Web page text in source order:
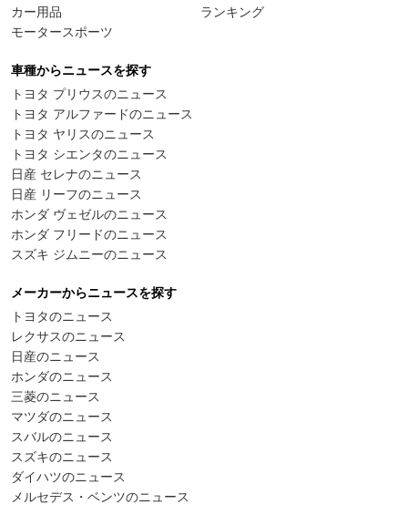
カー用品
モータースポーツ
ランキング
車種からニュースを探す
トヨタ プリウスのニュース
トヨタ アルファードのニュース
トヨタ ヤリスのニュース
トヨタ シエンタのニュース
日産 セレナのニュース
日産 リーフのニュース
ホンダ ヴェゼルのニュース
ホンダ フリードのニュース
スズキ ジムニーのニュース
メーカーからニュースを探す
トヨタのニュース
レクサスのニュース
日産のニュース
ホンダのニュース
三菱のニュース
マツダのニュース
スバルのニュース
スズキのニュース
ダイハツのニュース
メルセデス・ベンツのニュース